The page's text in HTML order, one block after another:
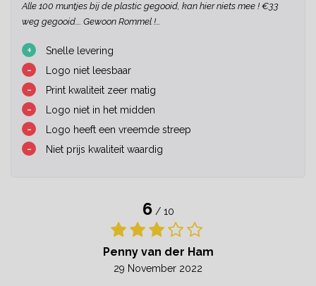
Alle 100 muntjes bij de plastic gegooid, kan hier niets mee ! €33
weg gegooid.... Gewoon Rommel !...
+ Snelle levering
- Logo niet leesbaar
- Print kwaliteit zeer matig
- Logo niet in het midden
- Logo heeft een vreemde streep
- Niet prijs kwaliteit waardig
6 / 10
Penny van der Ham
29 November 2022